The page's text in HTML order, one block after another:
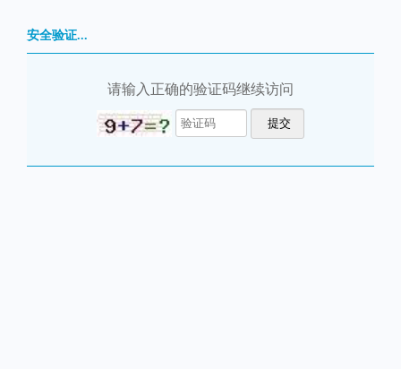
安全验证...
请输入正确的验证码继续访问